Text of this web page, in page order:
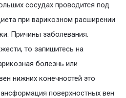
сосудах проводится под
при варикозном расширении
Причины заболевания.
то запишитесь на
болезнь или
нижних конечностей это
поверхностных вен